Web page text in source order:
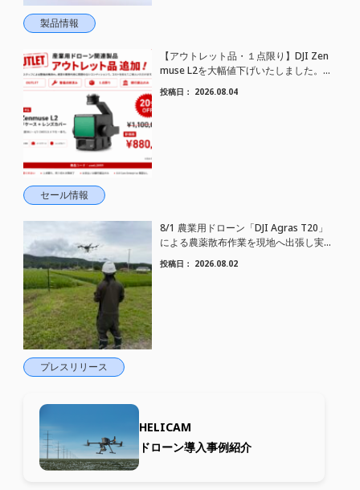
製品情報
セール情報
【アウトレット品・１点限り】DJI Zen
muse L2を大幅値下げいたしました。｜
HELICAM STORE
投稿日： 2026.08.04
プレスリリース
8/1 農業用ドローン「DJI Agras T20」
による農薬散布作業を現地へ出張し実施
しました
投稿日： 2026.08.02
HELICAM
ドローン導入事例紹介